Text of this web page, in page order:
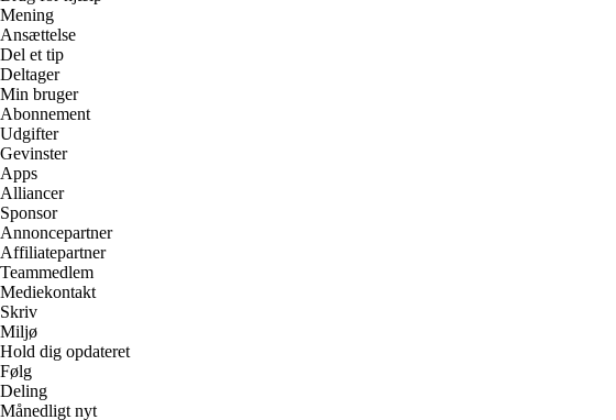
Mening
Ansættelse
Del et tip
Deltager
Min bruger
Abonnement
Udgifter
Gevinster
Apps
Alliancer
Sponsor
Annoncepartner
Affiliatepartner
Teammedlem
Mediekontakt
Skriv
Miljø
Hold dig opdateret
Følg
Deling
Månedligt nyt